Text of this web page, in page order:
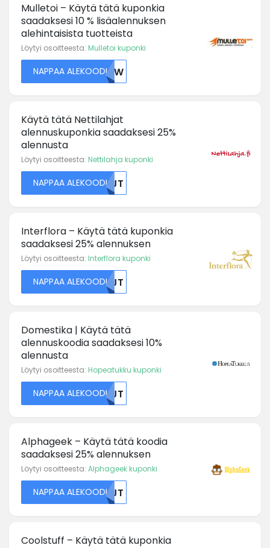
Mulletoi – Käytä tätä kuponkia
saadaksesi 10 % lisäalennuksen
alehintaisista tuotteista
Löytyi osoitteesta: Mulletoi kuponki
NAPPAA ALEKOODIVELW
Käytä tätä Nettilahjat
alennuskuponkia saadaksesi 25%
alennusta
Löytyi osoitteesta: Nettilahja kuponki
NAPPAA ALEKOODINTJT
Interflora – Käytä tätä kuponkia
saadaksesi 25% alennuksen
Löytyi osoitteesta: Interflora kuponki
NAPPAA ALEKOODINTJT
Domestika | Käytä tätä
alennuskoodia saadaksesi 10%
alennusta
Löytyi osoitteesta: Hopeatukku kuponki
NAPPAA ALEKOODINTJT
Alphageek – Käytä tätä koodia
saadaksesi 25% alennuksen
Löytyi osoitteesta: Alphageek kuponki
NAPPAA ALEKOODINTJT
Coolstuff – Käytä tätä kuponkia